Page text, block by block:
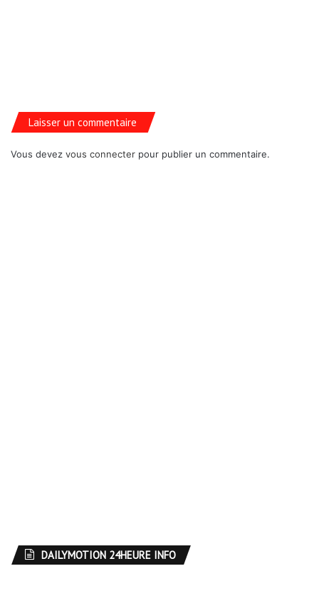
Laisser un commentaire
Vous devez vous connecter pour publier un commentaire.
DAILYMOTION 24HEURE INFO